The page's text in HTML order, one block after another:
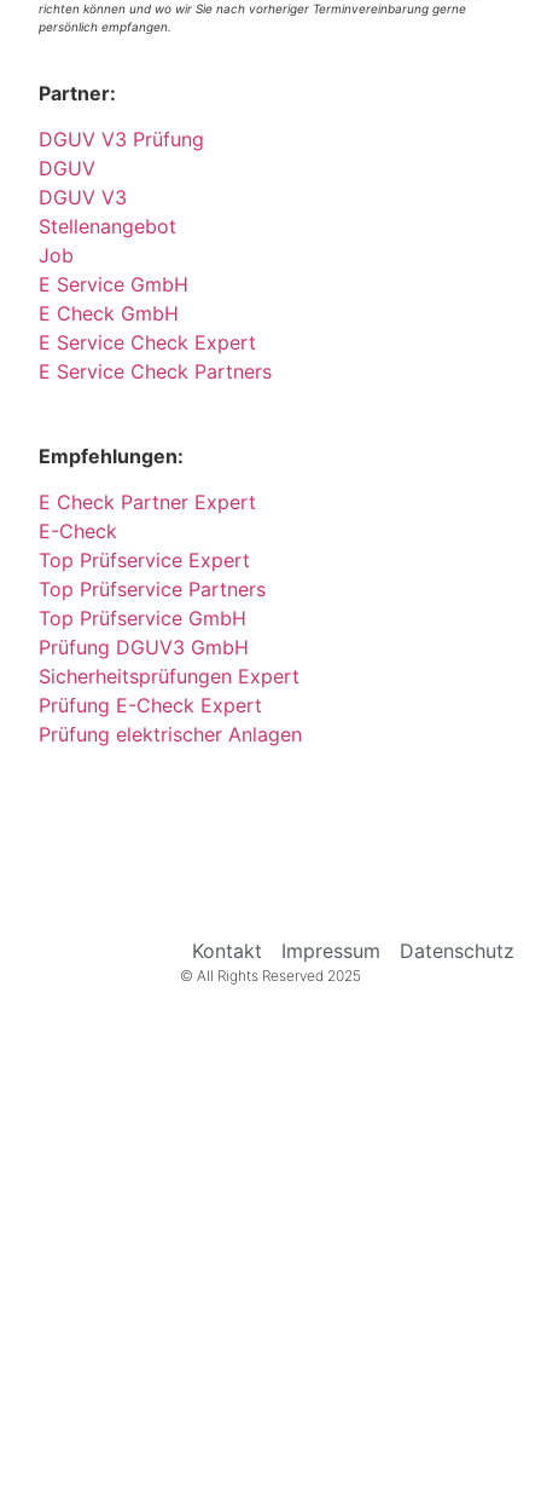
richten können und wo wir Sie nach vorheriger Terminvereinbarung gerne
persönlich empfangen.
Partner:
DGUV V3 Prüfung
DGUV
DGUV V3
Stellenangebot
Job
E Service GmbH
E Check GmbH
E Service Check Expert
E Service Check Partners
Empfehlungen:
E Check Partner Expert
E-Check
Top Prüfservice Expert
Top Prüfservice Partners
Top Prüfservice GmbH
Prüfung DGUV3 GmbH
Sicherheitsprüfungen Expert
Prüfung E-Check Expert
Prüfung elektrischer Anlagen
Kontakt Impressum Datenschutz
© All Rights Reserved 2025